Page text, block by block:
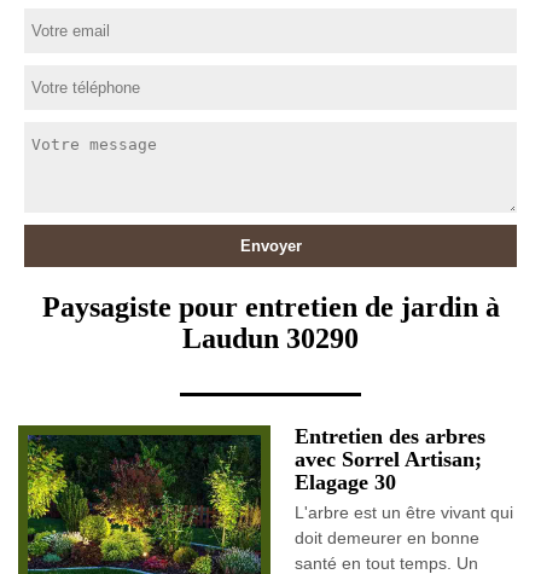
Paysagiste pour entretien de jardin à
Laudun 30290
Entretien des arbres
avec Sorrel Artisan;
Elagage 30
L'arbre est un être vivant qui
doit demeurer en bonne
santé en tout temps. Un